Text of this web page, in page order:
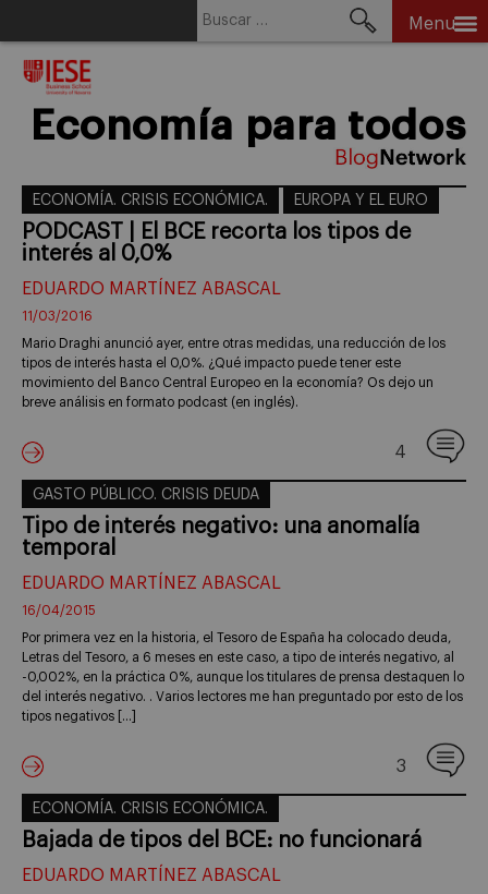
Menu
Economía para todos
ECONOMÍA. CRISIS ECONÓMICA. EUROPA Y EL EURO
PODCAST | El BCE recorta los tipos de
interés al 0,0%
EDUARDO MARTÍNEZ ABASCAL
11/03/2016
Mario Draghi anunció ayer, entre otras medidas, una reducción de los
tipos de interés hasta el 0,0%. ¿Qué impacto puede tener este
movimiento del Banco Central Europeo en la economía? Os dejo un
breve análisis en formato podcast (en inglés).
4
GASTO PÚBLICO. CRISIS DEUDA
Tipo de interés negativo: una anomalía
temporal
EDUARDO MARTÍNEZ ABASCAL
16/04/2015
Por primera vez en la historia, el Tesoro de España ha colocado deuda,
Letras del Tesoro, a 6 meses en este caso, a tipo de interés negativo, al
-0,002%, en la práctica 0%, aunque los titulares de prensa destaquen lo
del interés negativo. . Varios lectores me han preguntado por esto de los
tipos negativos […]
3
ECONOMÍA. CRISIS ECONÓMICA.
Bajada de tipos del BCE: no funcionará
EDUARDO MARTÍNEZ ABASCAL